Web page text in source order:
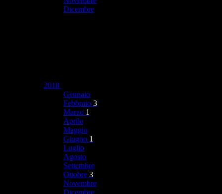
Dicembre
2018
Gennaio
Febbraio 3
Marzo 1
Aprile
Maggio
Giugno 1
Luglio
Agosto
Settembre
Ottobre 3
Novembre